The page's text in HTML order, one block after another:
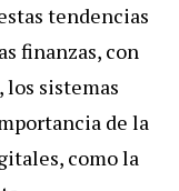
tendencias
finanzas, con
sistemas
de la
como la